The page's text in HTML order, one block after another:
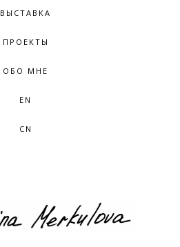
ВЫСТАВКА
ПРОЕКТЫ
ОБО МНЕ
EN
CN